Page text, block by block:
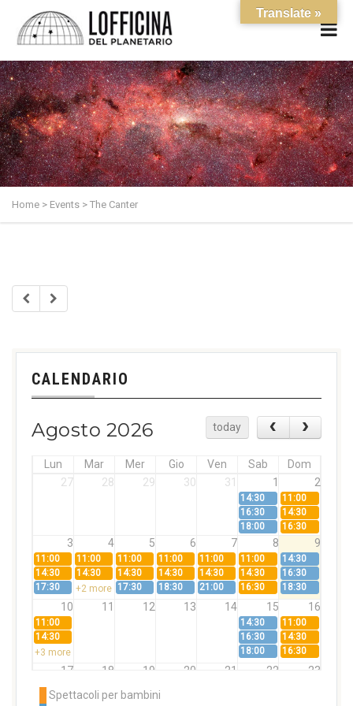
Home > Events > The Canter
CALENDARIO
Agosto 2026 today
Lun Mar Mer Gio Ven Sab
Dom
27
28 29 30 31 1 2
14:30
11:00
16:30
14:30
18:00
16:30
3 4 5 6 7 8 9
11:00 11:00 11:00 11:00 11:00 11:00
14:30
14:30
14:30 14:30 14:30 14:30 14:30
16:30
17:30
+2 more 17:30 18:30 21:00 16:30 18:30
10 11 12 13 14 15 16
11:00 14:30
11:00
14:30
16:30
14:30
+3 more
18:00 16:30
17 18 19 20 21 22 23
11:00
14:30
14:30 14:30 14:30
Spettacoli per bambini
Translate »